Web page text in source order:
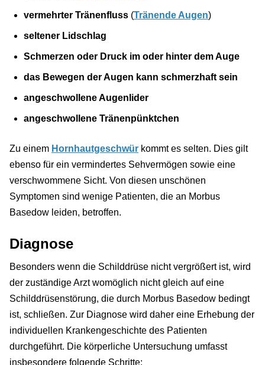
vermehrter Tränenfluss (Tränende Augen)
seltener Lidschlag
Schmerzen oder Druck im oder hinter dem Auge
das Bewegen der Augen kann schmerzhaft sein
angeschwollene Augenlider
angeschwollene Tränenpünktchen
Zu einem Hornhautgeschwür kommt es selten. Dies gilt
ebenso für ein vermindertes Sehvermögen sowie eine
verschwommene Sicht. Von diesen unschönen
Symptomen sind wenige Patienten, die an Morbus
Basedow leiden, betroffen.
Diagnose
Besonders wenn die Schilddrüse nicht vergrößert ist, wird
der zuständige Arzt womöglich nicht gleich auf eine
Schilddrüsenstörung, die durch Morbus Basedow bedingt
ist, schließen. Zur Diagnose wird daher eine Erhebung der
individuellen Krankengeschichte des Patienten
durchgeführt. Die körperliche Untersuchung umfasst
insbesondere folgende Schritte: